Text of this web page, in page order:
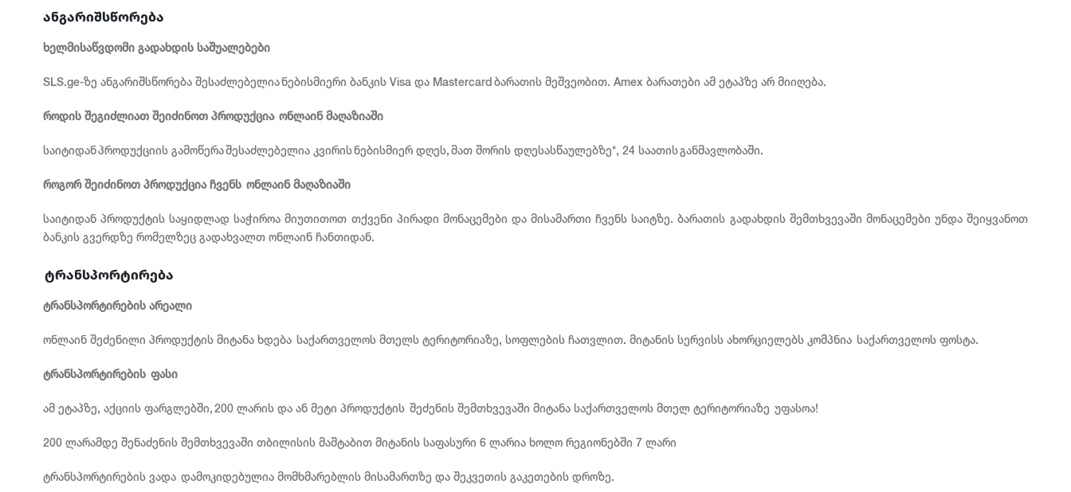
ანგარიშსწორება
ხელმისაწვდომი გადახდის საშუალებები
SLS.ge-ზე ანგარიშსწორება შესაძლებელია ნებისმიერი ბანკის Visa და Mastercard ბარათის მეშვეობით. Amex ბარათები ამ ეტაპზე არ მიიღება.
როდის შეგიძლიათ შეიძინოთ პროდუქცია ონლაინ მაღაზიაში
საიტიდან პროდუქციის გამოწერა შესაძლებელია კვირის ნებისმიერ დღეს, მათ შორის დღესასწაულებზე*, 24 საათის განმავლობაში.
როგორ შეიძინოთ პროდუქცია ჩვენს ონლაინ მაღაზიაში
საიტიდან პროდუქტის საყიდლად საჭიროა მიუთითოთ თქვენი პირადი მონაცემები და მისამართი ჩვენს საიტზე. ბარათის გადახდის შემთხვევაში მონაცემები უნდა შეიყვანოთ
ბანკის გვერდზე რომელზეც გადახვალთ ონლაინ ჩანთიდან.
ტრანსპორტირება
ტრანსპორტირების არეალი
ონლაინ შეძენილი პროდუქტის მიტანა ხდება საქართველოს მთელს ტერიტორიაზე, სოფლების ჩათვლით. მიტანის სერვისს ახორციელებს კომპნია საქართველოს ფოსტა.
ტრანსპორტირების ფასი
ამ ეტაპზე, აქციის ფარგლებში, 200 ლარის და ან მეტი პროდუქტის შეძენის შემთხვევაში მიტანა საქართველოს მთელ ტერიტორიაზე უფასოა!
200 ლარამდე შენაძენის შემთხვევაში თბილისის მაშტაბით მიტანის საფასური 6 ლარია ხოლო რეგიონებში 7 ლარი
ტრანსპორტირების ვადა დამოკიდებულია მომხმარებლის მისამართზე და შეკვეთის გაკეთების დროზე.